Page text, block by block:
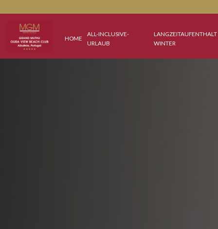
HOME
ALL-INCLUSIVE-
URLAUB
WINTER